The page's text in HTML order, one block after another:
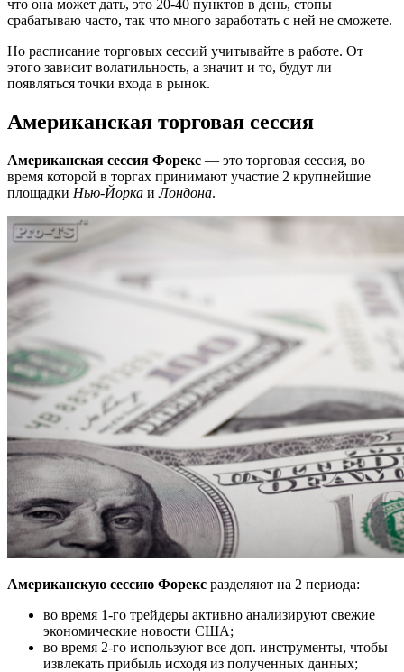
что она может дать, это 20-40 пунктов в день, стопы
срабатываю часто, так что много заработать с ней не сможете.
Но расписание торговых сессий учитывайте в работе. От
этого зависит волатильность, а значит и то, будут ли
появляться точки входа в рынок.
Американская торговая сессия
Американская сессия Форекс — это торговая сессия, во
время которой в торгах принимают участие 2 крупнейшие
площадки Нью-Йорка иЛондона.
Американскую сессию Форекс разделяют на 2 периода:
во время 1-го трейдеры активно анализируют свежие
экономические новости США;
во время 2-го используют все доп. инструменты, чтобы
извлекать прибыль исходя из полученных данных;